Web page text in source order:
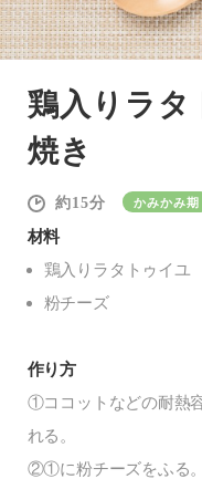
鶏入りラ
焼き
15 かみかみ期
材料
鶏入りラタトゥイユ
粉チーズ
作り方
①ココットなどの耐熱
れる。
②①に粉チーズをふる。